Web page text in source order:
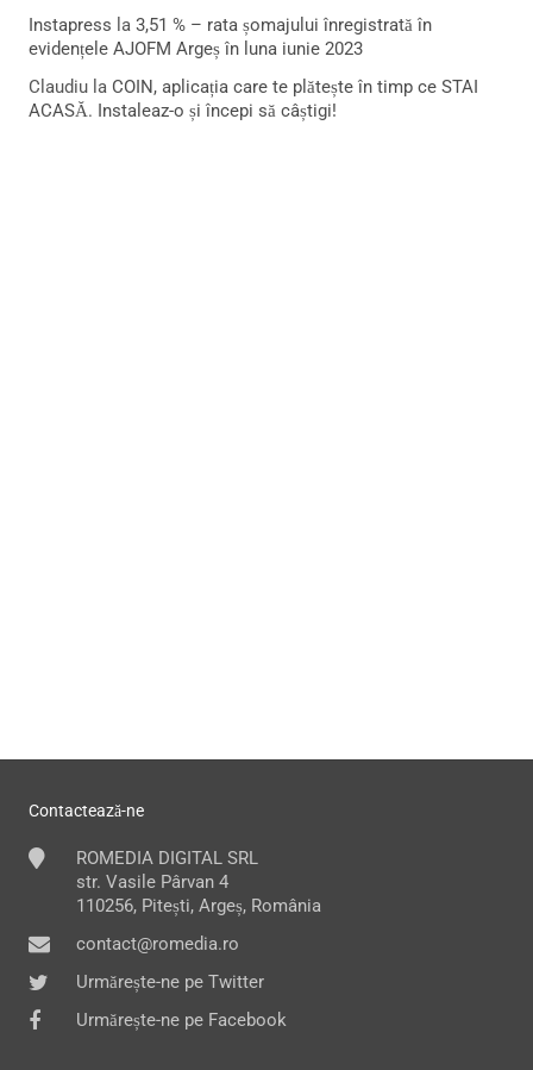
Instapress la 3,51 % – rata șomajului înregistrată în
evidențele AJOFM Argeș în luna iunie 2023
Claudiu la COIN, aplicația care te plătește în timp ce STAI
ACASĂ. Instaleaz-o și începi să câștigi!
Contactează-ne
ROMEDIA DIGITAL SRL
str. Vasile Pârvan 4
110256, Pitești, Argeș, România
contact@romedia.ro
Urmărește-ne pe Twitter
Urmărește-ne pe Facebook